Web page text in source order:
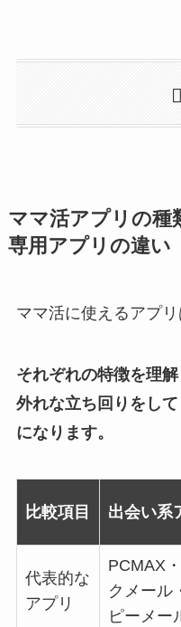
ママ活アプリの種
専用アプリの違い
ママ活に使えるアプ
それぞれの特徴を理
外れな立ち回りをし
になります。
比較項目 出会い系
代表的な
アプリ
PCMAX
クメール
ピーメー